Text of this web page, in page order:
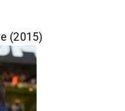
(2015)